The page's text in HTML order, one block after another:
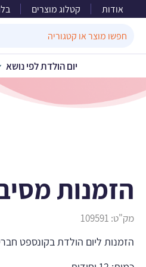
אודות קטלוג מוצרים
for:
יום הולדת לפי נושא
הזמנות
מק"ט: 109591
הזמנות ליום הולדת בקונספט